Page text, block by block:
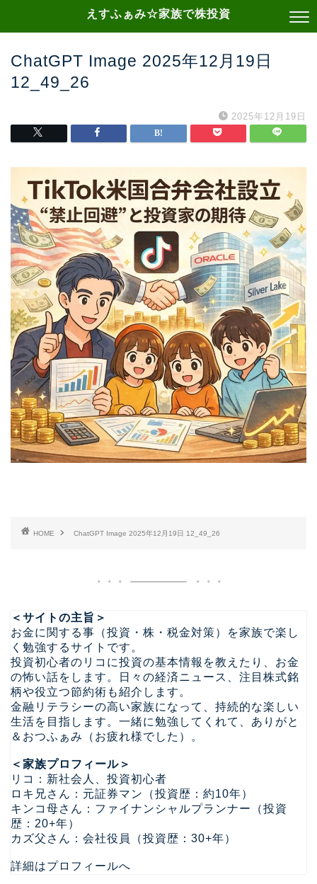
えすふぁみ☆家族で株投資
ChatGPT Image 2025年12月19日
12_49_26
2025年12月19日
HOME ChatGPT Image 2025年12月19日 12_49_26
＜サイトの主旨＞
お金に関する事（投資・株・税金対策）を家族で楽し
く勉強するサイトです。
投資初心者のリコに投資の基本情報を教えたり、お金
の怖い話をします。日々の経済ニュース、注目株式銘
柄や役立つ節約術も紹介します。
金融リテラシーの高い家族になって、持続的な楽しい
生活を目指します。一緒に勉強してくれて、ありがと
＆おつふぁみ（お疲れ様でした）。
＜家族プロフィール＞
リコ：新社会人、投資初心者
ロキ兄さん：元証券マン（投資歴：約10年）
キンコ母さん：ファイナンシャルプランナー（投資
歴：20+年）
カズ父さん：会社役員（投資歴：30+年）
詳細はプロフィールへ